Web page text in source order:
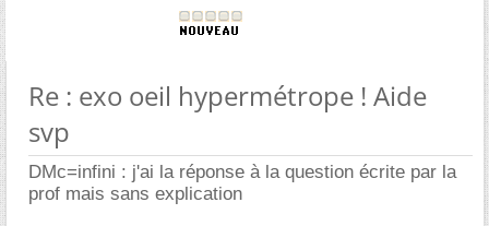
Re : exo oeil hypermétrope ! Aide
svp
DMc=infini : j'ai la réponse à la question écrite par la
prof mais sans explication